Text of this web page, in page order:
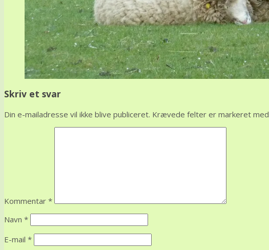
Skriv et svar
Din e-mailadresse vil ikke blive publiceret. Krævede felter er markeret med
Kommentar *
Navn *
E-mail *